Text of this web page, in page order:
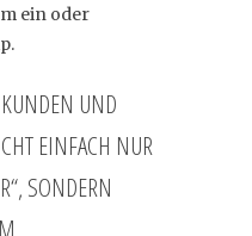
ein oder
UND
EINFACH NUR
SONDERN